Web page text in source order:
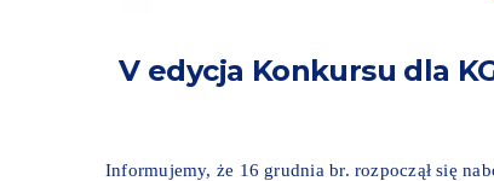
V edycja Konkursu dla
Informujemy, że 16 grudnia br. rozpoczął się